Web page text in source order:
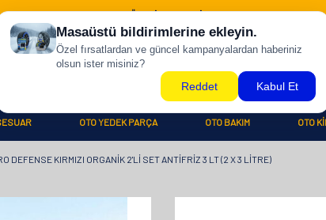
500 TL ÜZERİ KARGO BİZDEN !
OTO YEDEK PARÇA OTO BAKIM OTO
DEFENSE KIRMIZI ORGANIK 2'Lİ SET ANTIFRIZ 3 LT (2 X 3 LITRE)